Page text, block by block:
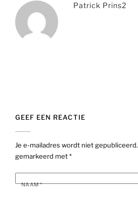
Patrick Prins2
GEEF EEN REACTIE
Je e-mailadres wordt niet gepubliceerd.
gemarkeerd met*
NAAM*